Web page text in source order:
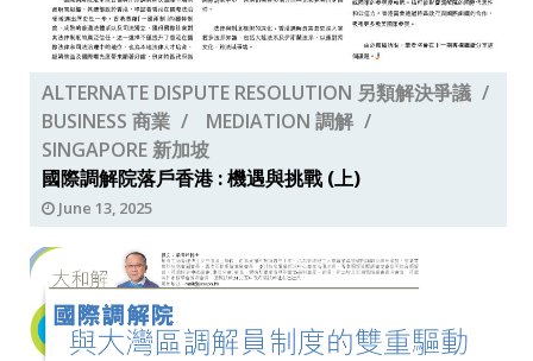
ALTERNATE DISPUTE RESOLUTION 另類解決爭議
BUSINESS 商業
MEDIATION 調解
SINGAPORE 新加坡
國際調解院落戶香港 : 機遇與挑戰 (上)
June 13, 2025